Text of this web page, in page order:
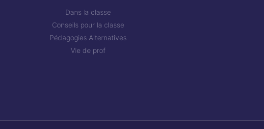
Dans la classe
Conseils pour la classe
Pédagogies Alternatives
Vie de prof